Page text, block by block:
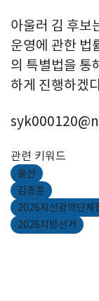
아울러 김 후보
운영에 관한 법
의 특별법을 통
하게 진행하겠
관련 키워드
울산
김종훈
2026지선광역단체
2026지방선거